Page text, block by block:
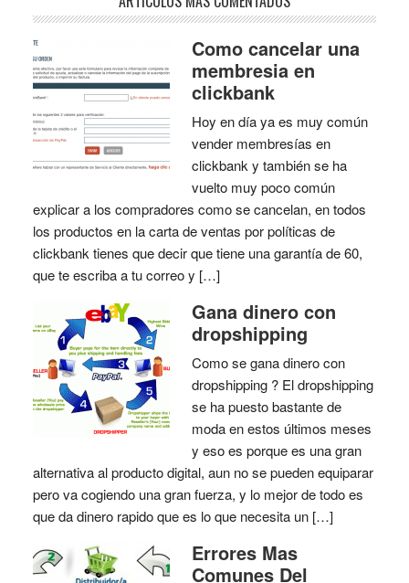
Como cancelar una
membresia en
clickbank
Hoy en día ya es muy común
vender membresías en
clickbank y también se ha
vuelto muy poco común
explicar a los compradores como se cancelan, en todos
los productos en la carta de ventas por políticas de
clickbank tienes que decir que tiene una garantía de 60,
que te escriba a tu correo y […]
Gana dinero con
dropshipping
Como se gana dinero con
dropshipping ? El dropshipping
se ha puesto bastante de
moda en estos últimos meses
y eso es porque es una gran
alternativa al producto digital, aun no se pueden equiparar
pero va cogiendo una gran fuerza, y lo mejor de todo es
que da dinero rapido que es lo que necesita un […]
Errores Mas
Comunes Del